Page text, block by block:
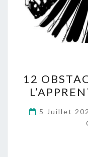
12
5 Juillet